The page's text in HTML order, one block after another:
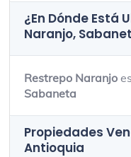
¿En Dónde Está
Naranjo,
Restrepo Naranjo
Sabaneta
Propiedades
Antioquia